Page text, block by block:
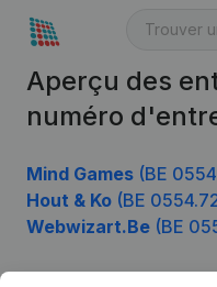
Aperçu des
numéro
Mind Games (BE
Hout & Ko (BE
Webwizart.Be (BE